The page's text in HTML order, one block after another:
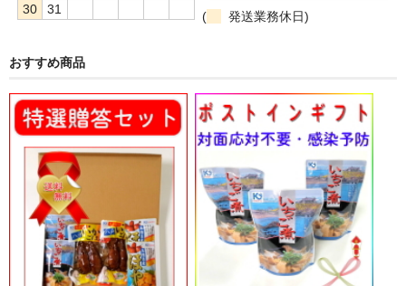
30
31
(
発送業務休日)
おすすめ商品